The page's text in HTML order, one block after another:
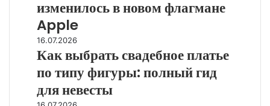
Max:
что
изменилось
в
новом
флагмане
Apple
изменилось в новом флагмане
Apple
Как
выбрать
платье
по
типу
16.07.2026
Как выбрать свадебное платье
по типу фигуры: полный гид
для невесты